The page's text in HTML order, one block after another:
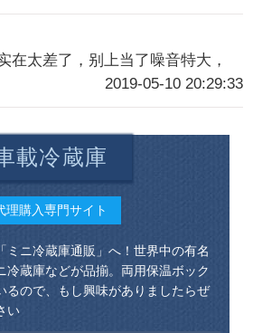
在太差了，别上当了噪音特大，
2019-05-10 20:29:33
載冷蔵庫
理購入専門サイト
ミニ冷蔵庫通販」へ！世界中の有名
冷蔵庫などが品揃。両用保温ボック
るので、もし興味がありましたらぜ
い